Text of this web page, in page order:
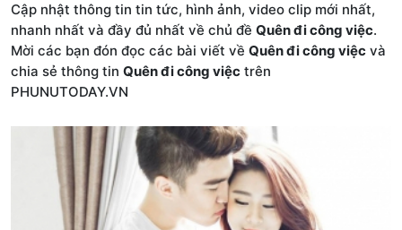
Cập nhật thông tin tin tức, hình ảnh, video clip mới nhất,
nhanh nhất và đầy đủ nhất về chủ đề Quên đi công việc.
Mời các bạn đón đọc các bài viết về Quên đi công việc và
chia sẻ thông tin Quên đi công việc trên
PHUNUTODAY.VN